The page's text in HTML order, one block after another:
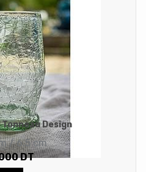
Design
/ 6.5 cm
DT